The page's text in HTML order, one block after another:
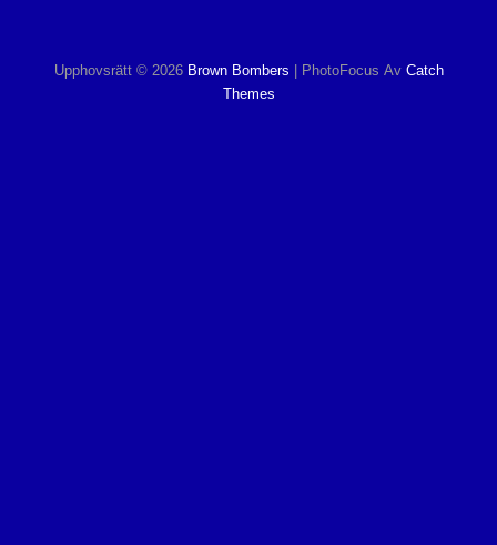
Upphovsrätt © 2026 Brown Bombers PhotoFocus Av Catch
Themes